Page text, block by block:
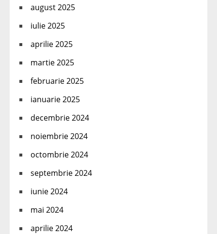
august 2025
iulie 2025
aprilie 2025
martie 2025
februarie 2025
ianuarie 2025
decembrie 2024
noiembrie 2024
octombrie 2024
septembrie 2024
iunie 2024
mai 2024
aprilie 2024